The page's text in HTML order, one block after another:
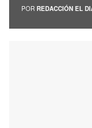
POR REDACCIÓN EL